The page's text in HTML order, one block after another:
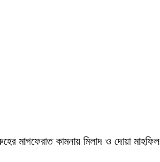
মাগফেরাত কামনায় মিলাদ ও দোয়া মাহফিল